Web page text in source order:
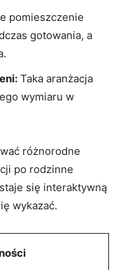
pomieszczenie
gotowania, a
Taka aranżacja
wymiaru w
różnorodne
po rodzinne
się interaktywną
wykazać.